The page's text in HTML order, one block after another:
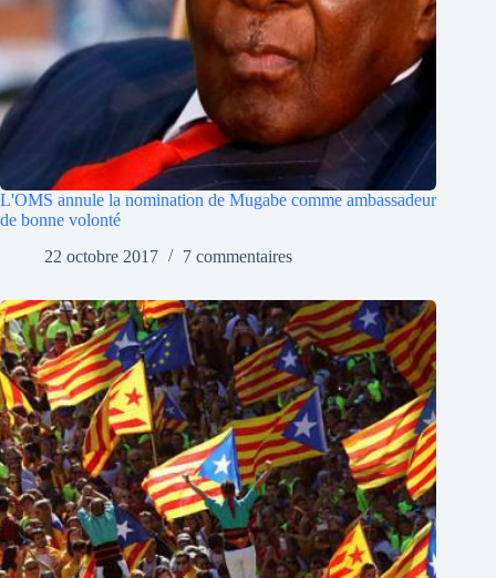
L'OMS annule la nomination de Mugabe comme ambassadeur
de bonne volonté
22 octobre 2017
7 commentaires